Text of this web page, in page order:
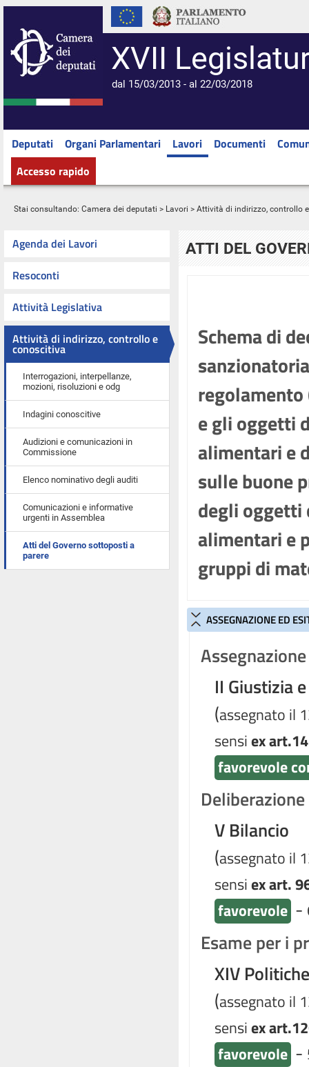
XVII
dal 15/03/2013 - al 22/03/2018
Deputati Organi Parlamentari Lavori Documenti
Accesso rapido
Stai consultando: Camera dei deputati > Lavori > Attività di indirizzo, controllo
Agenda dei Lavori
Resoconti
Attività Legislativa
Attività di indirizzo, controllo e
conoscitiva
Interrogazioni, interpellanze,
mozioni, risoluzioni e odg
Indagini conoscitive
Audizioni e comunicazioni in
Commissione
Elenco nominativo degli auditi
Comunicazioni e informative
urgenti in Assemblea
Atti del Governo sottoposti a
parere
ATTI DEL
Schema di
e gli oggetti
alimentari e
sulle buone
degli oggetti
alimentari e
gruppi di
ASSEGNAZIONE ED
II Giustizia
(assegnato il
sensiex
favorevole
V Bilancio
(assegnato il
sensiex art.
favorevole -
Esame per i
XIV
(assegnato il
sensiex
favorevole -